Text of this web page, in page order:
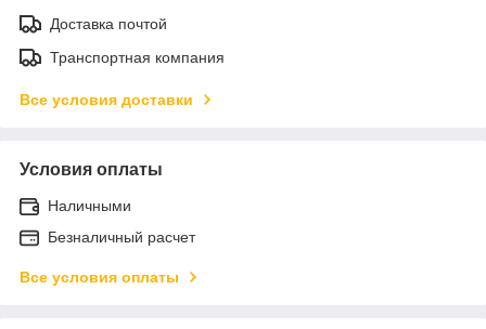
Доставка почтой
Транспортная компания
Все условия доставки
Условия оплаты
Наличными
Безналичный расчет
Все условия оплаты